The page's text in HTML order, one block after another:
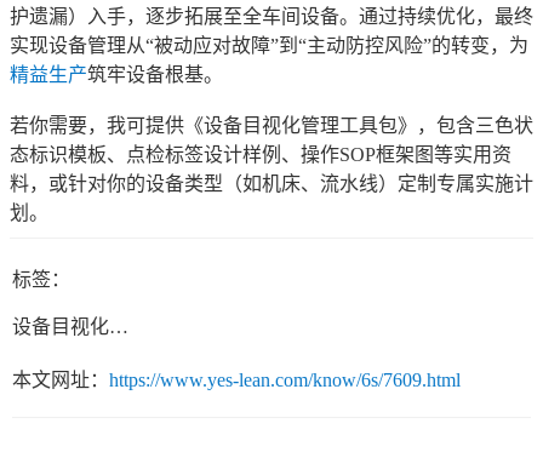
护遗漏）入手，逐步拓展至全车间设备。通过持续优化，最终
实现设备管理从“被动应对故障”到“主动防控风险”的转变，为
精益生产筑牢设备根基。
若你需要，我可提供《设备目视化管理工具包》，包含三色状
态标识模板、点检标签设计样例、操作SOP框架图等实用资
料，或针对你的设备类型（如机床、流水线）定制专属实施计
划。
标签：
设备目视化管理
本文网址： https://www.yes-lean.com/know/6s/7609.html